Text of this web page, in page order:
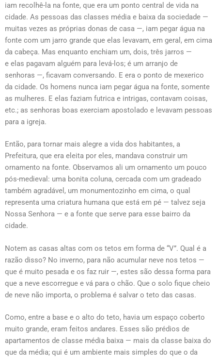
iam recolhê-la na fonte, que era um ponto central de vida na
cidade. As pessoas das classes média e baixa da sociedade —
muitas vezes as próprias donas de casa —, iam pegar água na
fonte com um jarro grande que elas levavam, em geral, em cima
da cabeça. Mas enquanto enchiam um, dois, três jarros —
e elas pagavam alguém para levá-los; é um arranjo de
senhoras —, ficavam conversando. E era o ponto de mexerico
da cidade. Os homens nunca iam pegar água na fonte, somente
as mulheres. E elas faziam futrica e intrigas, contavam coisas,
etc.; as senhoras boas exerciam apostolado e levavam pessoas
para a igreja.
Então, para tornar mais alegre a vida dos habitantes, a
Prefeitura, que era eleita por eles, mandava construir um
ornamento na fonte. Observamos ali um ornamento um pouco
pós-medieval: uma bonita coluna, cercada com um gradeado
também agradável, um monumentozinho em cima, o qual
representa uma criatura humana que está em pé — talvez seja
Nossa Senhora — e a fonte que serve para esse bairro da
cidade.
Notem as casas altas com os tetos em forma de “V”. Qual é a
razão disso? No inverno, para não acumular neve nos tetos —
que é muito pesada e os faz ruir —, estes são dessa forma para
que a neve escorregue e vá para o chão. Que o solo fique cheio
de neve não importa, o problema é salvar o teto das casas.
Como, entre a base e o alto do teto, havia um espaço coberto
muito grande, eram feitos andares. Esses são prédios de
apartamentos de classe média baixa — mais da classe baixa do
que da média; qui é um ambiente mais simples do que o da